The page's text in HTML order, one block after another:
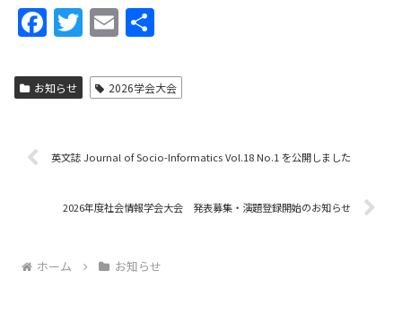
F
a
c
e
o
o
T
w
itt
er
E
m
ai
l
お知らせ 2026学会大会
英文誌 Journal of Socio-Informatics Vol.18 No.1 を公開しました
2026年度社会情報学会大会 発表募集・演題登録開始のお知らせ
ホーム お知らせ